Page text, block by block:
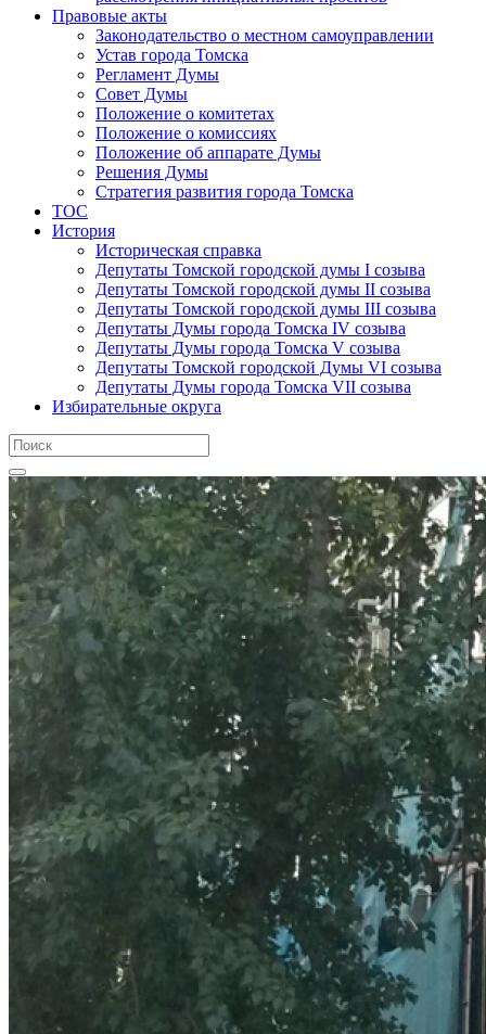
Правовые акты
Законодательство о местном самоуправлении
Устав города Томска
Регламент Думы
Совет Думы
Положение о комитетах
Положение о комиссиях
Положение об аппарате Думы
Решения Думы
Стратегия развития города Томска
ТОС
История
Историческая справка
Депутаты Томской городской думы I созыва
Депутаты Томской городской думы II созыва
Депутаты Томской городской думы III созыва
Депутаты Думы города Томска IV созыва
Депутаты Думы города Томска V созыва
Депутаты Томской городской Думы VI созыва
Депутаты Думы города Томска VII созыва
Избирательные округа